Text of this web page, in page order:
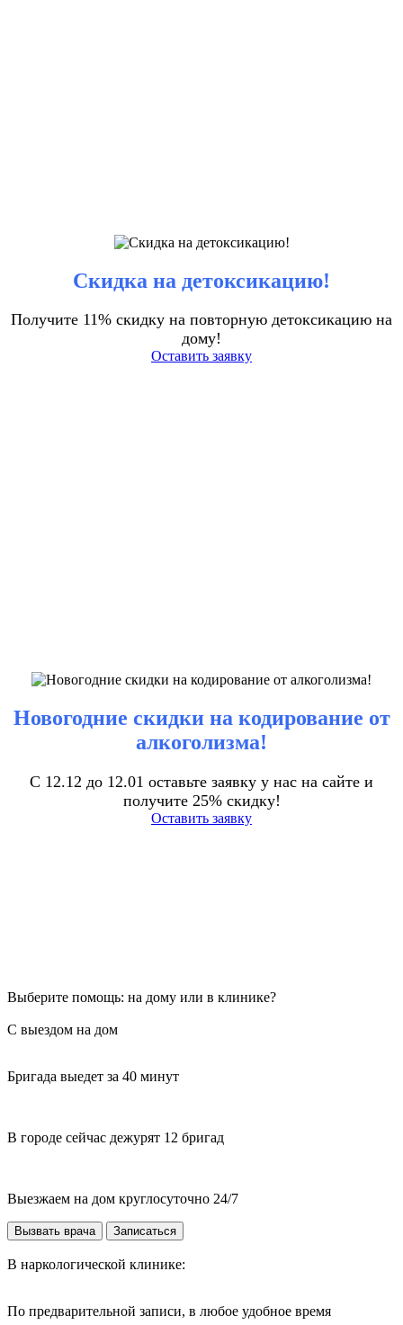
Скидка на детоксикацию!
Получите 11% скидку на повторную детоксикацию на
дому!
Оставить заявку
Новогодние скидки на кодирование от
алкоголизма!
С 12.12 до 12.01 оставьте заявку у нас на сайте и
получите 25% скидку!
Оставить заявку
Выберите помощь: на дому или в клинике?
С выездом на дом
Бригада выедет за 40 минут
В городе сейчас дежурят 12 бригад
Выезжаем на дом круглосуточно 24/7
Вызвать врача Записаться
В наркологической клинике:
По предварительной записи, в любое удобное время